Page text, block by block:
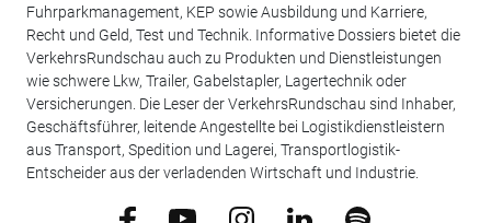
Fuhrparkmanagement, KEP sowie Ausbildung und Karriere,
Recht und Geld, Test und Technik. Informative Dossiers bietet die
VerkehrsRundschau auch zu Produkten und Dienstleistungen
wie schwere Lkw, Trailer, Gabelstapler, Lagertechnik oder
Versicherungen. Die Leser der VerkehrsRundschau sind Inhaber,
Geschäftsführer, leitende Angestellte bei Logistikdienstleistern
aus Transport, Spedition und Lagerei, Transportlogistik-
Entscheider aus der verladenden Wirtschaft und Industrie.